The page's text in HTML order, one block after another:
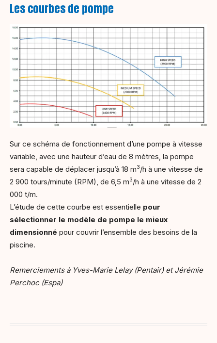
Les courbes de pompe
Sur ce schéma de fonctionnement d’une pompe à vitesse
variable, avec une hauteur d’eau de 8 mètres, la pompe
sera capable de déplacer jusqu’à 18 m3/h à une vitesse de
2 900 tours/minute (RPM), de 6,5 m3/h à une vitesse de 2
000 t/m.
L’étude de cette courbe est essentielle pour
sélectionner le modèle de pompe le mieux
dimensionné pour couvrir l’ensemble des besoins de la
piscine.
Remerciements à Yves-Marie Lelay (Pentair) et Jérémie
Perchoc (Espa)